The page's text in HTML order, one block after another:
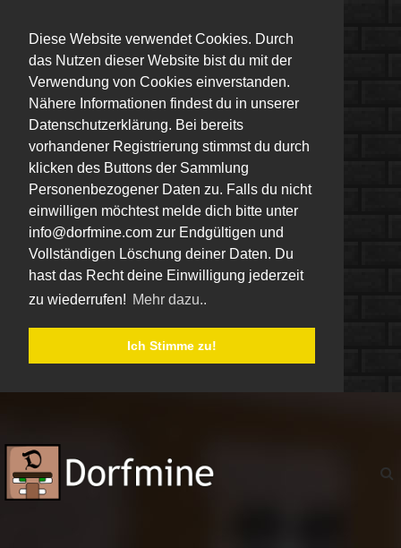
Diese Website verwendet Cookies. Durch
das Nutzen dieser Website bist du mit der
Verwendung von Cookies einverstanden.
Nähere Informationen findest du in unserer
Datenschutzerklärung. Bei bereits
vorhandener Registrierung stimmst du durch
klicken des Buttons der Sammlung
Personenbezogener Daten zu. Falls du nicht
einwilligen möchtest melde dich bitte unter
info@dorfmine.com zur Endgültigen und
Vollständigen Löschung deiner Daten. Du
hast das Recht deine Einwilligung jederzeit
zu wiederrufen! Mehr dazu..
Ich Stimme zu!